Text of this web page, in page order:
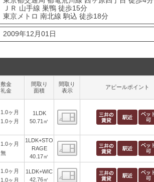
ＪＲ 山手線 巣鴨 徒歩15分
東京メトロ 南北線 駒込 徒歩18分
2009年12月01日
敷金
礼金
間取り
面積
間取り
表示
アピールポイント
1.0ヶ月
1.0ヶ月
1LDK
50.71㎡
1.0ヶ月
無
1LDK+STO
RAGE
40.17㎡
間取り表示
1.0ヶ月
1.0ヶ月
1LDK+WIC
42.76㎡